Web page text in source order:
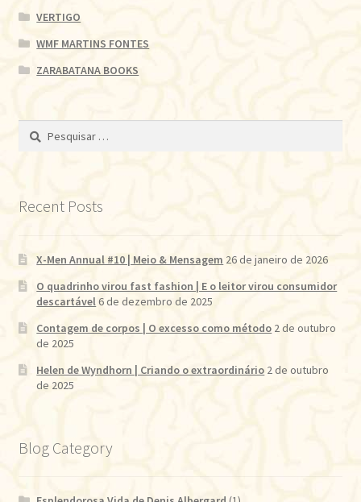
VERTIGO
WMF MARTINS FONTES
ZARABATANA BOOKS
Pesquisar
Recent Posts
X-Men Annual #10 | Meio & Mensagem 26 de janeiro de 2026
O quadrinho virou fast fashion | E o leitor virou consumidor
descartável6 de dezembro de 2025
Contagem de corpos | O excesso como método 2 de outubro
de 2025
Helen de Wyndhorn | Criando o extraordinário 2 de outubro
de 2025
Blog Category